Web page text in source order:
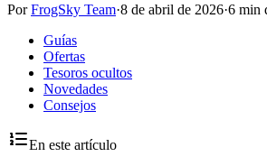
PorFrogSky Team·8 de abril de 2026·6 min
Guías
Ofertas
Tesoros ocultos
Novedades
Consejos
En este artículo